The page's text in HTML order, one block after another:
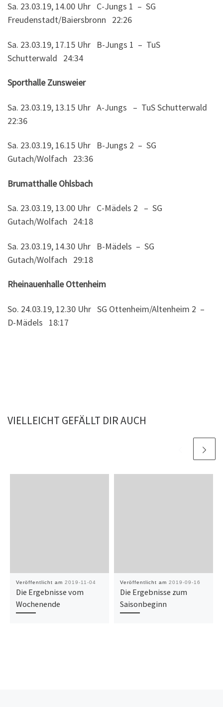
Sa. 23.03.19, 14.00 Uhr C-Jungs 1 – SG
Freudenstadt/Baiersbronn 22:26
Sa. 23.03.19, 17.15 Uhr B-Jungs 1 – TuS
Schutterwald 24:34
Sporthalle Zunsweier
Sa. 23.03.19, 13.15 Uhr A-Jungs – TuS Schutterwald
22:36
Sa. 23.03.19, 16.15 Uhr B-Jungs 2 – SG
Gutach/Wolfach 23:36
Brumatthalle Ohlsbach
Sa. 23.03.19, 13.00 Uhr C-Mädels 2 – SG
Gutach/Wolfach 24:18
Sa. 23.03.19, 14.30 Uhr B-Mädels – SG
Gutach/Wolfach 29:18
Rheinauenhalle Ottenheim
So. 24.03.19, 12.30 Uhr SG Ottenheim/Altenheim 2 –
D-Mädels 18:17
VIELLEICHT GEFÄLLT DIR AUCH
Veröffentlicht am 2019-11-04
Die Ergebnisse vom
Wochenende
Veröffentlicht am 2019-09-16
Die Ergebnisse zum
Saisonbeginn